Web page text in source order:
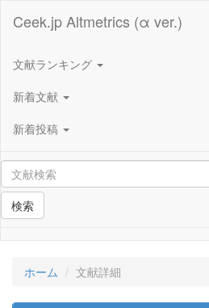
Ceek.jp Altmetrics (α ver.)
文献ランキング
新着文献
新着投稿
検索
ホーム 文献詳細